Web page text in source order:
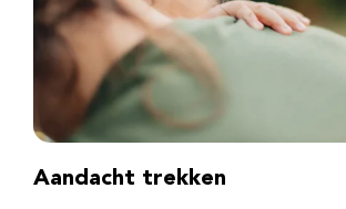
Aandacht trekken